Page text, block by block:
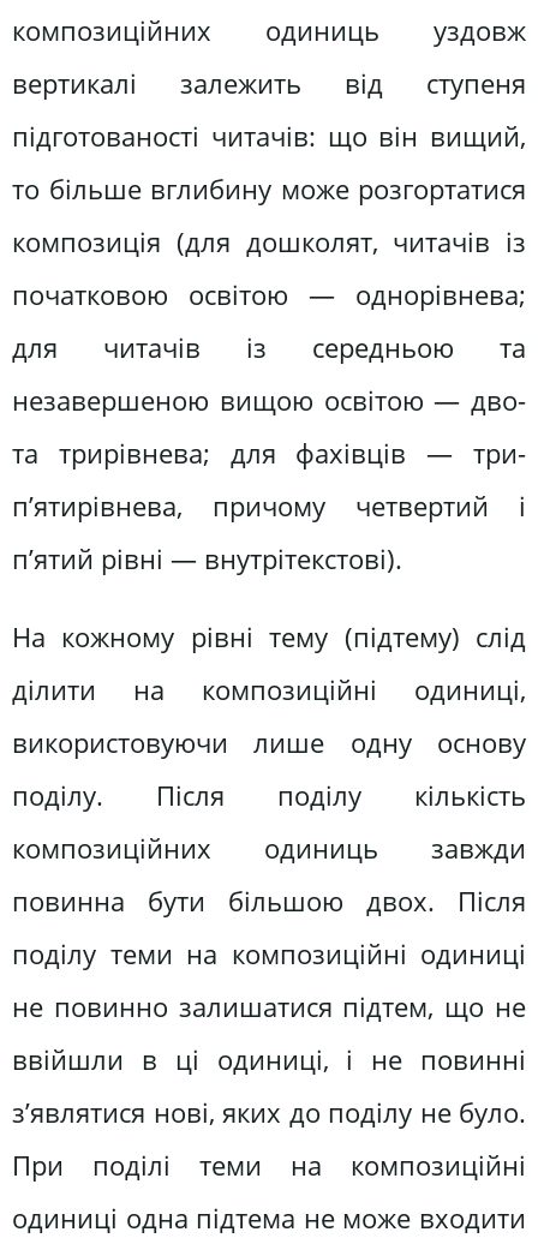
композиційних одиниць уздовж
вертикалі залежить від ступеня
підготованості читачів: що він вищий,
то більше вглибину може розгортатися
композиція (для дошколят, читачів із
початковою освітою — однорівнева;
для читачів із середньою та
незавершеною вищою освітою — дво-
та трирівнева; для фахівців — три-
п’ятирівнева, причому четвертий і
п’ятий рівні — внутрітекстові).
На кожному рівні тему (підтему) слід
ділити на композиційні одиниці,
використовуючи лише одну основу
поділу. Після поділу кількість
композиційних одиниць завжди
повинна бути більшою двох. Після
поділу теми на композиційні одиниці
не повинно залишатися підтем, що не
ввійшли в ці одиниці, і не повинні
з’являтися нові, яких до поділу не було.
При поділі теми на композиційні
одиниці одна підтема не може входити